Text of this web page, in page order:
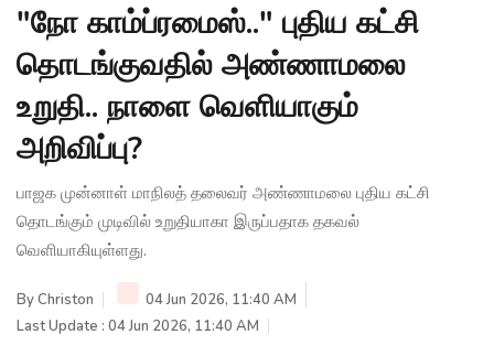
"நோ காம்ப்ரமைஸ்.." புதிய கட்சி
தொடங்குவதில் அண்ணாமலை
உறுதி.. நாளை வெளியாகும்
அறிவிப்பு?
பாஜக முன்னாள் மாநிலத் தலைவர் அண்ணாமலை புதிய கட்சி
தொடங்கும் முடிவில் உறுதியாகா இருப்பதாக தகவல்
வெளியாகியுள்ளது.
ByChriston
04 Jun 2026, 11:40 AM
Last Update : 04 Jun 2026, 11:40 AM